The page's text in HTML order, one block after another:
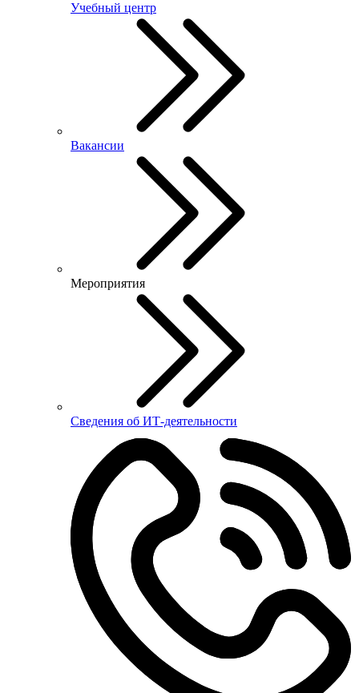
Учебный центр
Вакансии
Мероприятия
Сведения об ИТ-деятельности